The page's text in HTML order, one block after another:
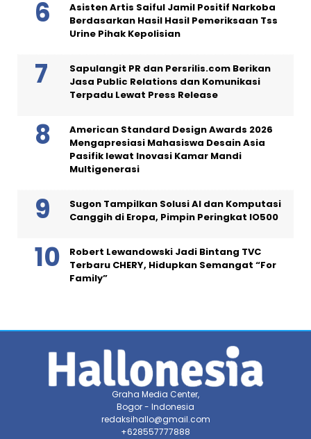
Asisten Artis Saiful Jamil Positif Narkoba
Berdasarkan Hasil Hasil Pemeriksaan Tss
Urine Pihak Kepolisian
Sapulangit PR dan Persrilis.com Berikan
Jasa Public Relations dan Komunikasi
Terpadu Lewat Press Release
American Standard Design Awards 2026
Mengapresiasi Mahasiswa Desain Asia
Pasifik lewat Inovasi Kamar Mandi
Multigenerasi
Sugon Tampilkan Solusi AI dan Komputasi
Canggih di Eropa, Pimpin Peringkat IO500
Robert Lewandowski Jadi Bintang TVC
Terbaru CHERY, Hidupkan Semangat “For
Family”
Graha Media Center,
Bogor - Indonesia
redaksihallo@gmail.com
+628557777888